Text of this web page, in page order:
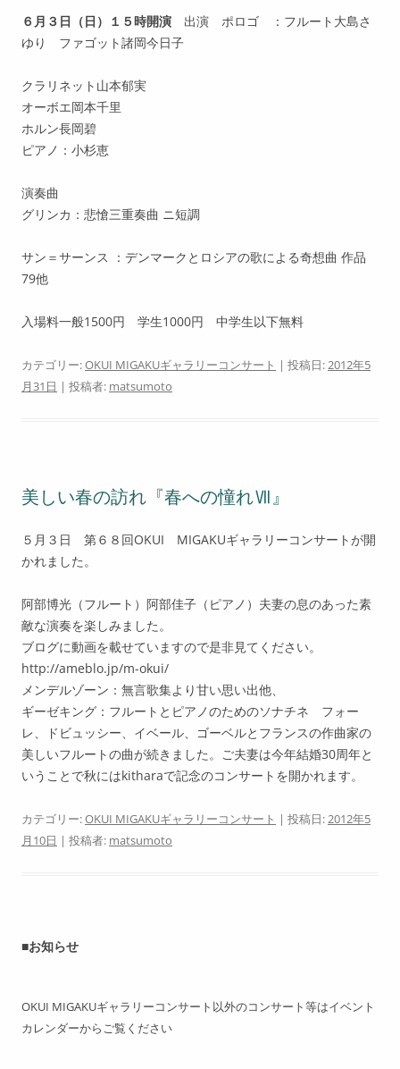
６月３日（日）１５時開演 出演 ポロゴ ：フルート大島さ
ゆり ファゴット諸岡今日子
クラリネット山本郁実
オーボエ岡本千里
ホルン長岡碧
ピアノ：小杉恵
演奏曲
グリンカ：悲愴三重奏曲 ニ短調
サン＝サーンス ：デンマークとロシアの歌による奇想曲 作品
79他
入場料一般1500円 学生1000円 中学生以下無料
カテゴリー:OKUI MIGAKUギャラリーコンサート | 投稿日: 2012年5
月31日 | 投稿者: matsumoto
美しい春の訪れ『春への憧れⅦ』
５月３日 第６８回OKUI MIGAKUギャラリーコンサートが開
かれました。
阿部博光（フルート）阿部佳子（ピアノ）夫妻の息のあった素
敵な演奏を楽しみました。
ブログに動画を載せていますので是非見てください。
http://ameblo.jp/m-okui/
メンデルゾーン：無言歌集より甘い思い出他、
ギーゼキング：フルートとピアノのためのソナチネ フォー
レ、ドビュッシー、イベール、ゴーベルとフランスの作曲家の
美しいフルートの曲が続きました。ご夫妻は今年結婚30周年と
いうことで秋にはkitharaで記念のコンサートを開かれます。
カテゴリー:OKUI MIGAKUギャラリーコンサート | 投稿日: 2012年5
月10日 | 投稿者: matsumoto
■お知らせ
OKUI MIGAKUギャラリーコンサート以外のコンサート等はイベント
カレンダーからご覧ください